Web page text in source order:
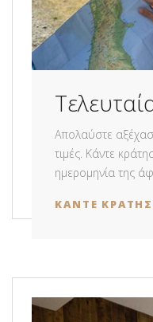
Απολαύστε
τιμές. Κάντε
ημερομηνία της
ΚΑΝΤΕ